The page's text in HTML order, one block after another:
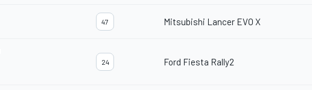
47 Mitsubishi Lancer EVO X
24 Ford Fiesta Rally2